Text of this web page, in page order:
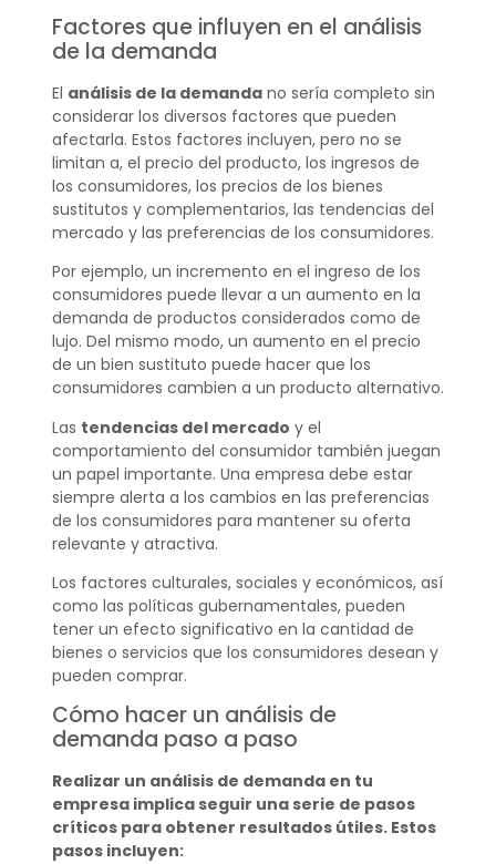
Factores que influyen en el análisis
de la demanda
El análisis de la demandano sería completo sin
considerar los diversos factores que pueden
afectarla. Estos factores incluyen, pero no se
limitan a, el precio del producto, los ingresos de
los consumidores, los precios de los bienes
sustitutos y complementarios, las tendencias del
mercado y las preferencias de los consumidores.
Por ejemplo, un incremento en el ingreso de los
consumidores puede llevar a un aumento en la
demanda de productos considerados como de
lujo. Del mismo modo, un aumento en el precio
de un bien sustituto puede hacer que los
consumidores cambien a un producto alternativo.
Las tendencias del mercado y el
comportamiento del consumidor también juegan
un papel importante. Una empresa debe estar
siempre alerta a los cambios en las preferencias
de los consumidores para mantener su oferta
relevante y atractiva.
Los factores culturales, sociales y económicos, así
como las políticas gubernamentales, pueden
tener un efecto significativo en la cantidad de
bienes o servicios que los consumidores desean y
pueden comprar.
Cómo hacer un análisis de
demanda paso a paso
Realizar un análisis de demanda en tu
empresa implica seguir una serie de pasos
críticos para obtener resultados útiles. Estos
pasos incluyen: